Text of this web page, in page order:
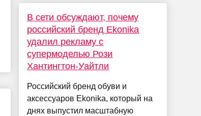
В сети обсуждают, почему
российский бренд Ekonika
удалил рекламу с
супермоделью Рози
Хантингтон-Уайтли
Российский бренд обуви и
аксессуаров Ekonika, который на
днях выпустил масштабную